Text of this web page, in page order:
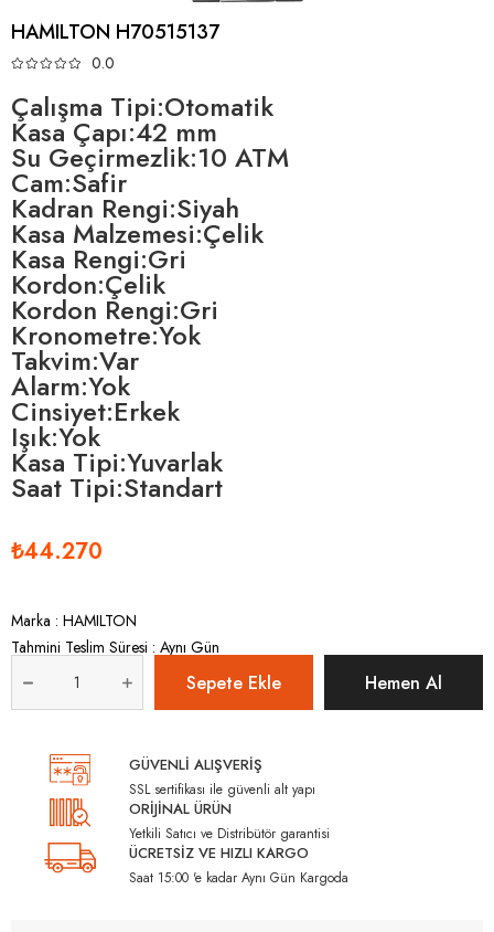
HAMILTON H70515137
0.0
Çalışma Tipi:Otomatik
Kasa Çapı:42 mm
Su Geçirmezlik:10 ATM
Cam:Safir
Kadran Rengi:Siyah
Kasa Malzemesi:Çelik
Kasa Rengi:Gri
Kordon:Çelik
Kordon Rengi:Gri
Kronometre:Yok
Takvim:Var
Alarm:Yok
Cinsiyet:Erkek
Işık:Yok
Kasa Tipi:Yuvarlak
Saat Tipi:Standart
₺44.270
Marka : HAMILTON
Tahmini Teslim Süresi : Aynı Gün
GÜVENLİ ALIŞVERİŞ
SSL sertifikası ile güvenli alt yapı
ORİJİNAL ÜRÜN
Yetkili Satıcı ve Distribütör garantisi
ÜCRETSİZ VE HIZLI KARGO
Saat 15:00 'e kadar Aynı Gün Kargoda